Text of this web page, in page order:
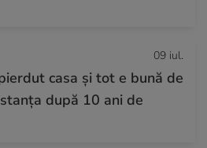
09 iul.
casa și tot e bună de
după 10 ani de